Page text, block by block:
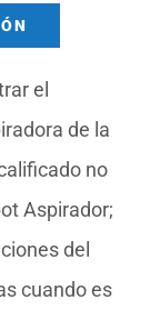
el
de la
no
Aspirador;
del
cuando es